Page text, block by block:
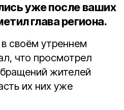
уже после ваших
глава региона.
своём утреннем
что просмотрел
жителей
их них уже